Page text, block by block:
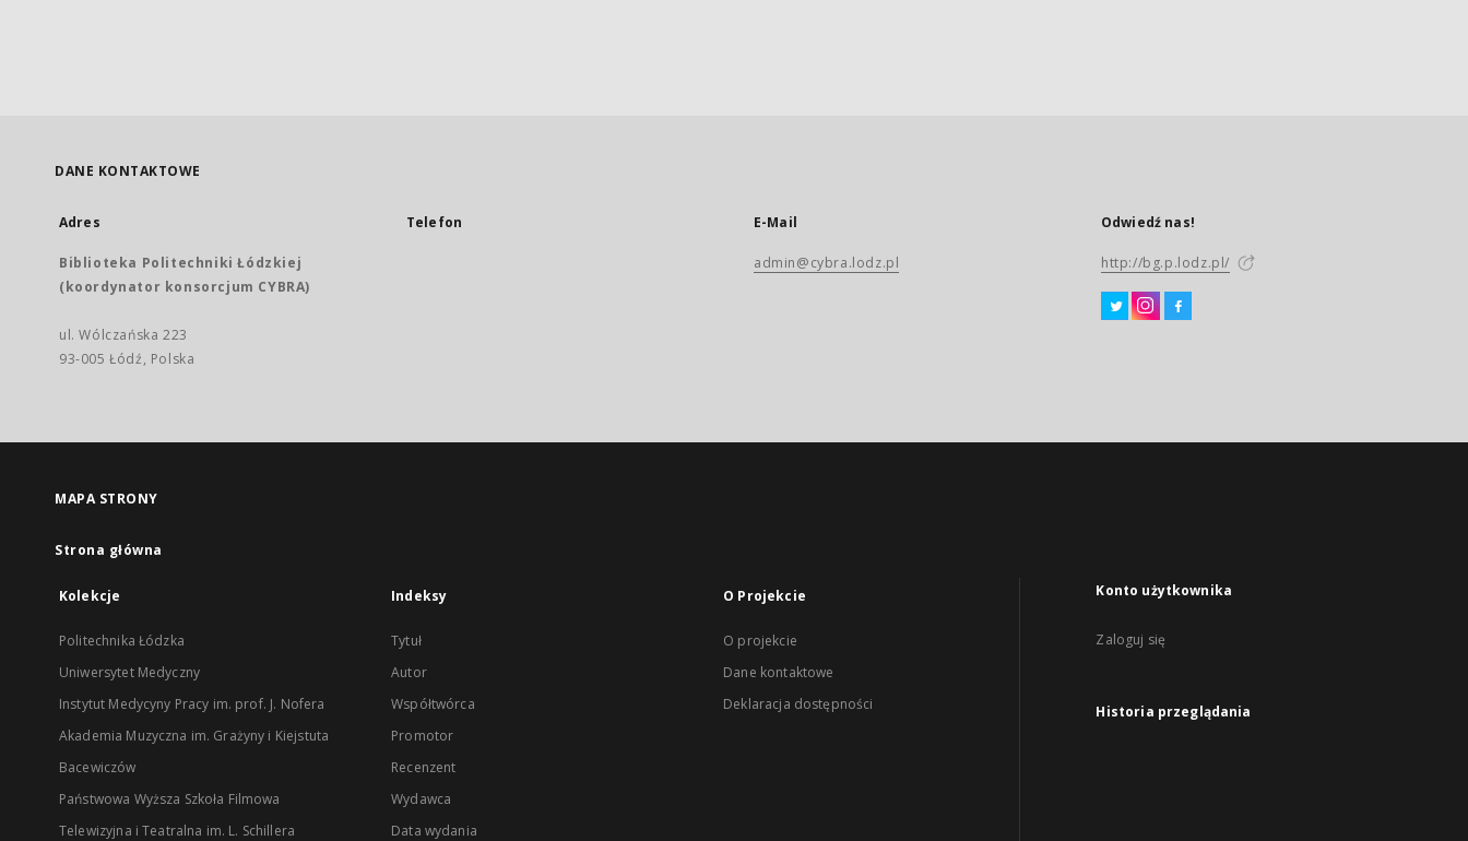
DANE KONTAKTOWE
Adres
Biblioteka Politechniki Łódzkiej
(koordynator konsorcjum CYBRA)
ul. Wólczańska 223
93-005 Łódź, Polska
Telefon E-Mail
admin@cybra.lodz.pl
Odwiedź nas!
http://bg.p.lodz.pl/
MAPA STRONY
Strona główna
Kolekcje
Politechnika Łódzka
Uniwersytet Medyczny
Instytut Medycyny Pracy im. prof. J. Nofera
Akademia Muzyczna im. Grażyny i Kiejstuta
Bacewiczów
Państwowa Wyższa Szkoła Filmowa
Telewizyjna i Teatralna im. L. Schillera
Indeksy
Tytuł
Autor
Współtwórca
Promotor
Recenzent
Wydawca
Data wydania
O Projekcie
O projekcie
Dane kontaktowe
Deklaracja dostępności
Konto użytkownika
Zaloguj się
Historia przeglądania